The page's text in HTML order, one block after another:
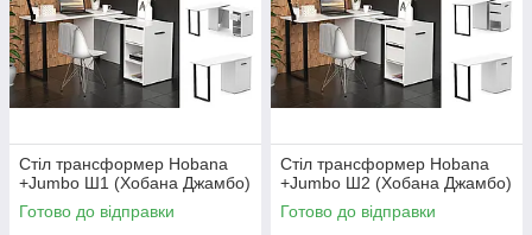
Стіл трансформер Hobana
+Jumbo Ш1 (Хобана Джамбо)
Готово до відправки
Стіл трансформер Hobana
+Jumbo Ш2 (Хобана Джамбо)
Готово до відправки